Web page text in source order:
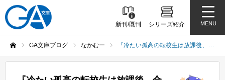
新刊/既刊 シリーズ紹介 MENU
GA文庫ブログ なかむー 『冷たい孤高の転校生は放課後、合鍵回して甘デレる。』第２巻12月発売決定＆表紙公開！